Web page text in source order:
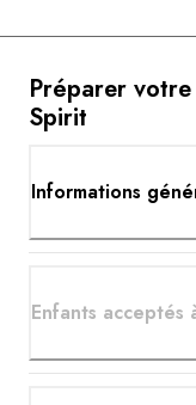
Préparer
Spirit
Informations
Enfants acceptés